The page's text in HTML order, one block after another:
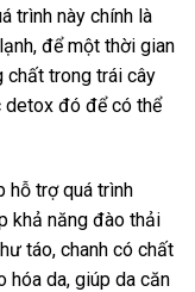
trình này chính là
để một thời gian
chất trong trái cây
detox đó để có thể
hỗ trợ quá trình
khả năng đào thải
táo, chanh có chất
hóa da, giúp da căn